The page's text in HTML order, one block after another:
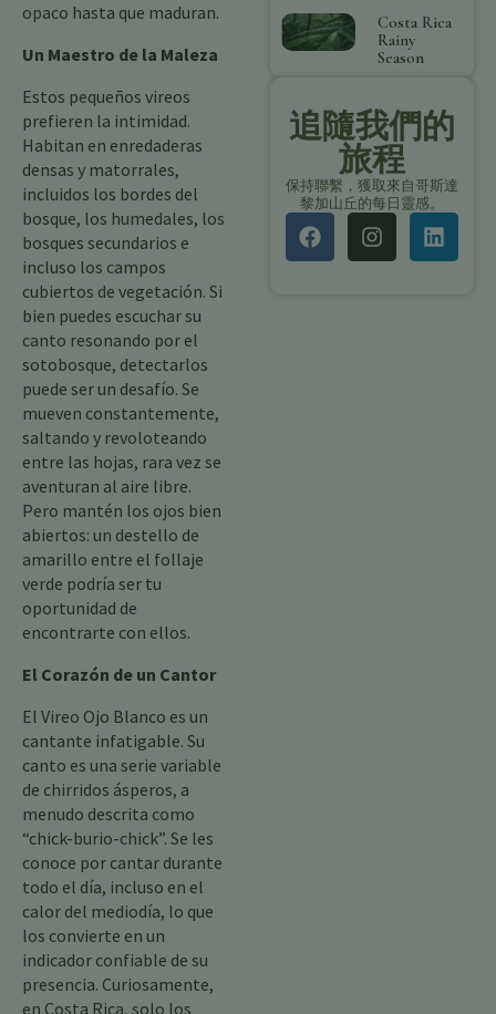
opaco hasta que maduran.
Un Maestro de la Maleza
Estos pequeños vireos
prefieren la intimidad.
Habitan en enredaderas
densas y matorrales,
incluidos los bordes del
bosque, los humedales, los
bosques secundarios e
incluso los campos
cubiertos de vegetación. Si
bien puedes escuchar su
canto resonando por el
sotobosque, detectarlos
puede ser un desafío. Se
mueven constantemente,
saltando y revoloteando
entre las hojas, rara vez se
aventuran al aire libre.
Pero mantén los ojos bien
abiertos: un destello de
amarillo entre el follaje
verde podría ser tu
oportunidad de
encontrarte con ellos.
El Corazón de un Cantor
El Vireo Ojo Blanco es un
cantante infatigable. Su
canto es una serie variable
de chirridos ásperos, a
menudo descrita como
“chick-burio-chick”. Se les
conoce por cantar durante
todo el día, incluso en el
calor del mediodía, lo que
los convierte en un
indicador confiable de su
presencia. Curiosamente,
en Costa Rica, solo los
Costa Rica
Rainy
Season
追隨我們的
旅程
保持聯繫，獲取來自哥斯達
黎加山丘的每日靈感。